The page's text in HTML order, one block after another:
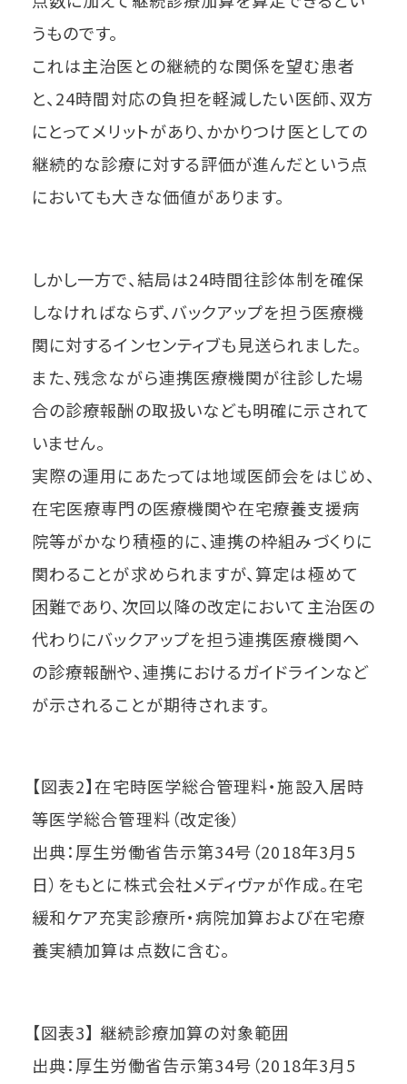
うものです。
これは主治医との継続的な関係を望む患者
と、24時間対応の負担を軽減したい医師、双方
にとってメリットがあり、かかりつけ医としての
継続的な診療に対する評価が進んだという点
においても大きな価値があります。
しかし一方で、結局は24時間往診体制を確保
しなければならず、バックアップを担う医療機
関に対するインセンティブも見送られました。
また、残念ながら連携医療機関が往診した場
合の診療報酬の取扱いなども明確に示されて
いません。
実際の運用にあたっては地域医師会をはじめ、
在宅医療専門の医療機関や在宅療養支援病
院等がかなり積極的に、連携の枠組みづくりに
関わることが求められますが、算定は極めて
困難であり、次回以降の改定において主治医の
代わりにバックアップを担う連携医療機関へ
の診療報酬や、連携におけるガイドラインなど
が示されることが期待されます。
【図表2】在宅時医学総合管理料・施設入居時
等医学総合管理料（改定後）
出典：厚生労働省告示第34号（2018年3月5
日）をもとに株式会社メディヴァが作成。在宅
緩和ケア充実診療所・病院加算および在宅療
養実績加算は点数に含む。
【図表3】 継続診療加算の対象範囲
出典：厚生労働省告示第34号（2018年3月5